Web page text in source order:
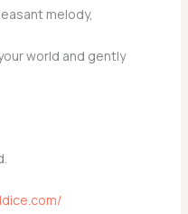
melody,
world and gently